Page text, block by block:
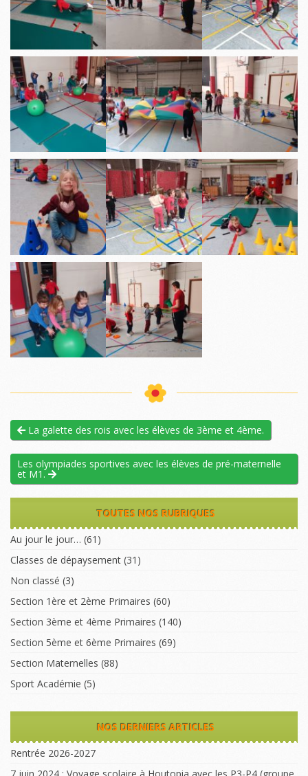
La galette des rois avec les élèves de 3ème et 4ème.
Les olympiades sportives avec les élèves de pré-maternelle
et M1.
TOUTES NOS RUBRIQUES
Au jour le jour… (61)
Classes de dépaysement (31)
Non classé (3)
Section 1ère et 2ème Primaires (60)
Section 3ème et 4ème Primaires (140)
Section 5ème et 6ème Primaires (69)
Section Maternelles (88)
Sport Académie (5)
NOS DERNIERS ARTICLES
Rentrée 2026-2027